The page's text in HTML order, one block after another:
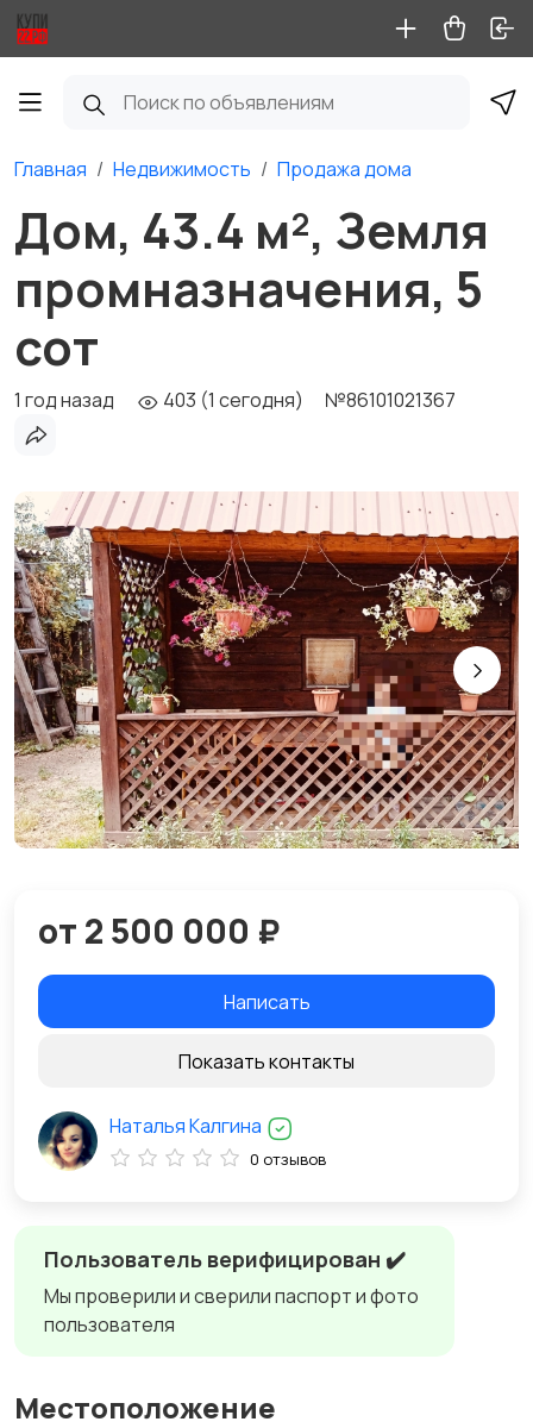
Главная Недвижимость Продажа дома
Дом, 43.4 м², Земля
промназначения, 5
сот
1 год назад 403 (1 сегодня) №86101021367
Пользователь верифицирован ✔️
Мы проверили и сверили паспорт и фото
пользователя
Местоположение
от 2 500 000 ₽
Написать
Показать контакты
Наталья Калгина
0 отзывов